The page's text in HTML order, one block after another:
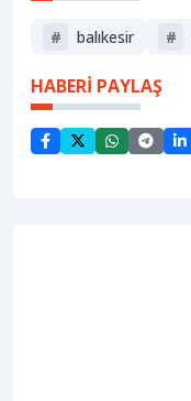
# balıkesir #
HABERİ PAYLAŞ